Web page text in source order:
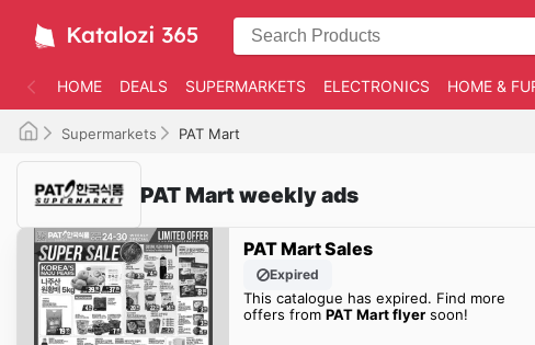
HOME DEALS SUPERMARKETS ELECTRONICS HOME &
Supermarkets PAT Mart
PAT Mart weekly ads
PAT Mart Sales
Expired
This catalogue has expired. Find more
offers from PAT Mart flyersoon!